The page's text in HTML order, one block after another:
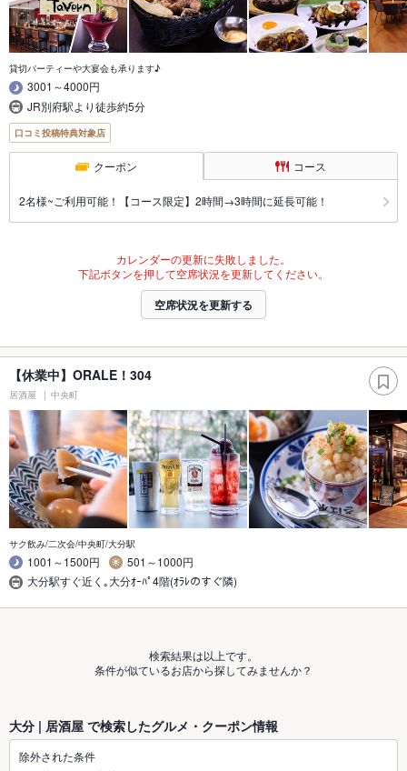
貸切パーティーや大宴会も承ります♪
3001～4000円
JR別府駅より徒歩約5分
口コミ投稿特典対象店
クーポン コース
2名様~ご利用可能！【コース限定】2時間→3時間に延長可能！
カレンダーの更新に失敗しました。
下記ボタンを押して空席状況を更新してください。
空席状況を更新する
【休業中】ORALE！304
居酒屋 中央町
サク飲み/二次会/中央町/大分駅
1001～1500円
501～1000円
大分駅すぐ近く｡大分ｵｰﾊﾟ4階(ｵﾗﾚのすぐ隣)
検索結果は以上です。
条件が似ているお店から探してみませんか？
大分 | 居酒屋 で検索したグルメ・クーポン情報
除外された条件